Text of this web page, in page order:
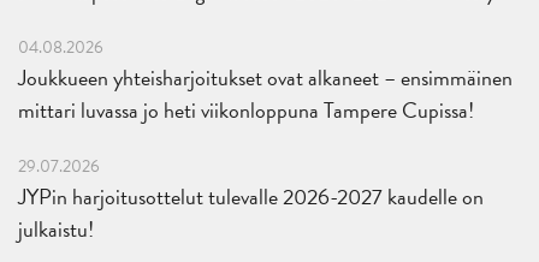
04.08.2026
Joukkueen yhteisharjoitukset ovat alkaneet – ensimmäinen
mittari luvassa jo heti viikonloppuna Tampere Cupissa!
29.07.2026
JYPin harjoitusottelut tulevalle 2026-2027 kaudelle on
julkaistu!